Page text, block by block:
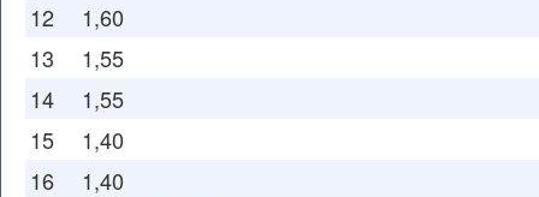
12
1,60
13
1,55
14
1,55
15
1,40
16
1,40